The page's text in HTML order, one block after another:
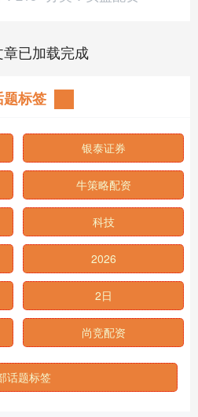
已加载完成
题标签
银泰证券
牛策略配资
科技
2026
2日
尚竞配资
话题标签